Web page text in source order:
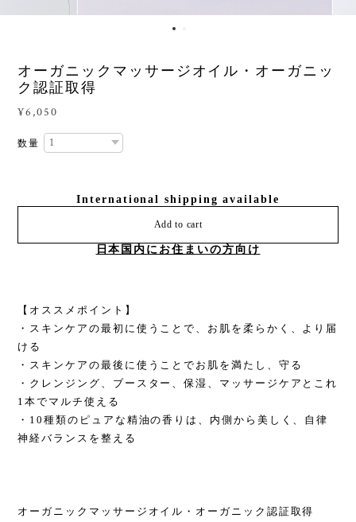
オーガニックマッサージオイル・オーガニッ
ク認証取得
¥6,050
数量
International shipping available
Add to cart
日本国内にお住まいの方向け
【オススメポイント】
・スキンケアの最初に使うことで、お肌を柔らかく、より届
ける
・スキンケアの最後に使うことでお肌を満たし、守る
・クレンジング、ブースター、保湿、マッサージケアとこれ
1本でマルチ使える
・10種類のピュアな精油の香りは、内側から美しく、自律
神経バランスを整える
オーガニックマッサージオイル・オーガニック認証取得